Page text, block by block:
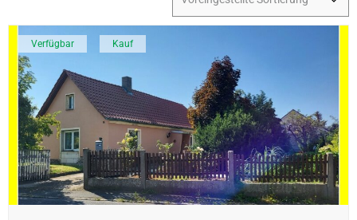
Verfügbar Kauf